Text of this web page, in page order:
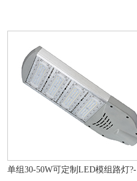
单组30-50W可定制LED模组路灯?-